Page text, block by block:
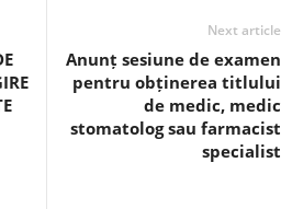
Next article
Anunț sesiune de examen
pentru obținerea titlului
de medic, medic
stomatolog sau farmacist
specialist